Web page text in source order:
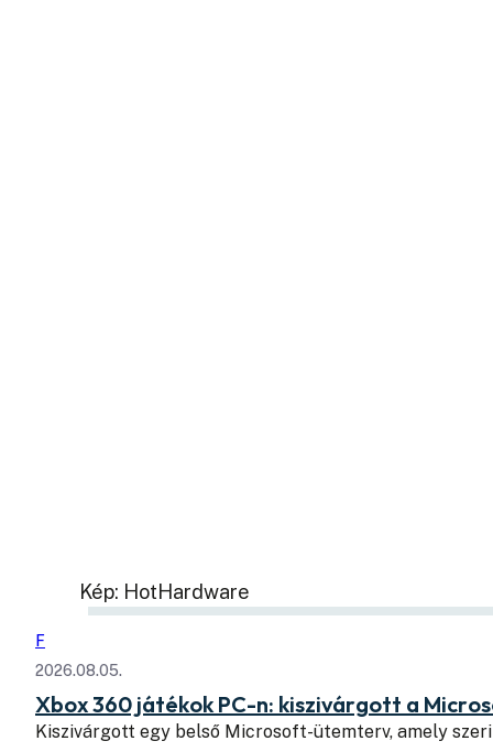
Kép: HotHardware
F
2026.08.05.
Xbox 360 játékok PC-n: kiszivárgott a
Kiszivárgott egy belső Microsoft-ütemterv, amely